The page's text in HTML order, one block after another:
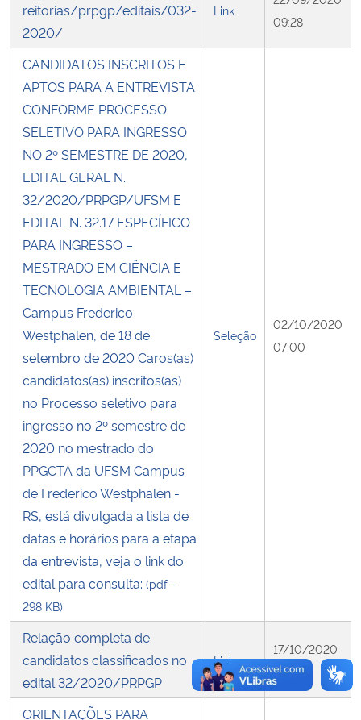
Secretaria-Geral
Secretaria de Governo
Banco Central do Brasil
Planalto
reitorias/prpgp/editais/032-
2020/
Link
09:28
CANDIDATOS INSCRITOS E
APTOS PARA A ENTREVISTA
CONFORME PROCESSO
SELETIVO PARA INGRESSO
NO 2º SEMESTRE DE 2020,
EDITAL GERAL N.
32/2020/PRPGP/UFSM E
EDITAL N. 32.17 ESPECÍFICO
PARA INGRESSO –
MESTRADO EM CIÊNCIA E
TECNOLOGIA AMBIENTAL –
Campus Frederico
Westphalen, de 18 de
setembro de 2020 Caros(as)
candidatos(as) inscritos(as)
no Processo seletivo para
ingresso no 2º semestre de
2020 no mestrado do
PPGCTA da UFSM Campus
de Frederico Westphalen -
RS, está divulgada a lista de
datas e horários para a etapa
da entrevista, veja o link do
edital para consulta: (pdf -
298 KB)
Seleção
02/10/2020
07:00
Relação completa de
candidatos classificados no
edital 32/2020/PRPGP
Link
17/10/2020
10:55
ORIENTAÇÕES PARA